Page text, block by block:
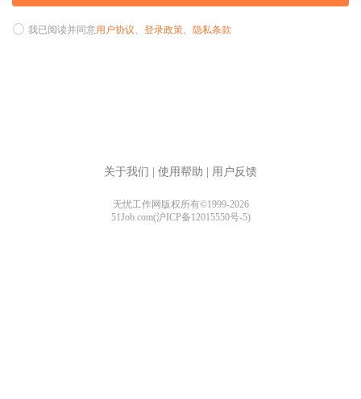
我已阅读并同意用户协议、 登录政策、 隐私条款
关于我们 使用帮助 用户反馈
无忧工作网版权所有©1999-2026
51Job.com(沪ICP备12015550号-5)